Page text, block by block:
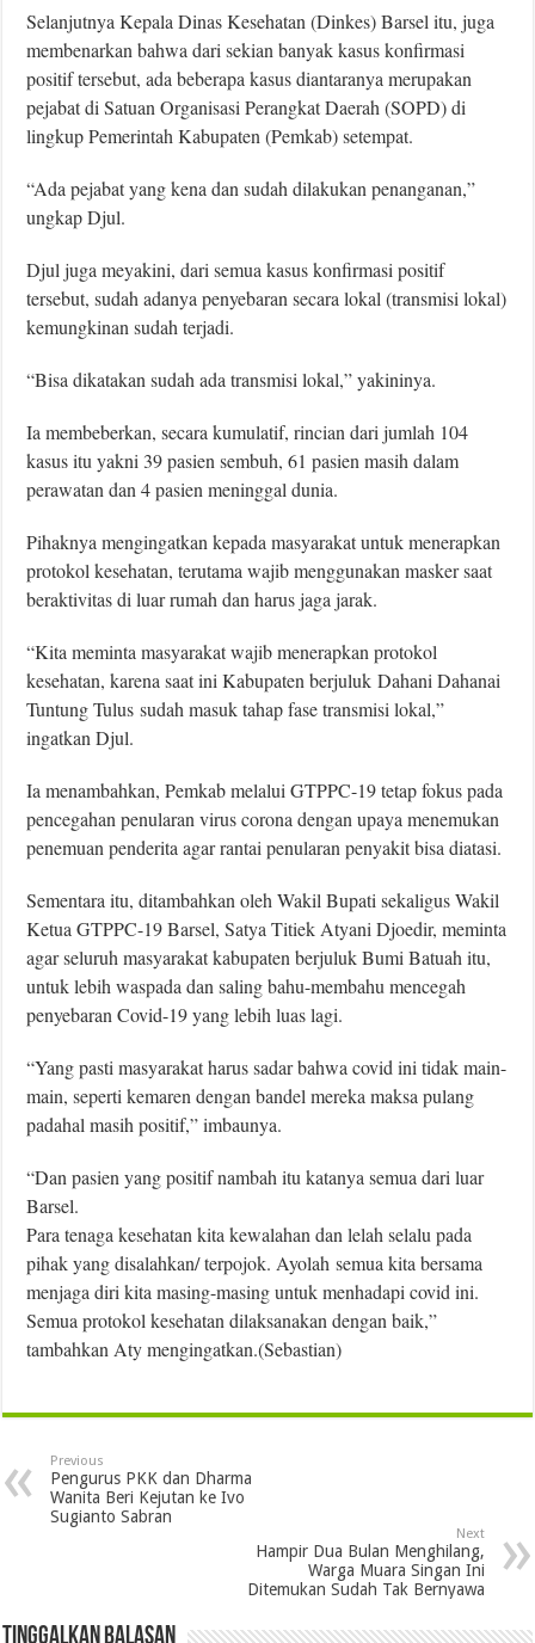
Selanjutnya Kepala Dinas Kesehatan (Dinkes) Barsel itu, juga
membenarkan bahwa dari sekian banyak kasus konfirmasi
positif tersebut, ada beberapa kasus diantaranya merupakan
pejabat di Satuan Organisasi Perangkat Daerah (SOPD) di
lingkup Pemerintah Kabupaten (Pemkab) setempat.
“Ada pejabat yang kena dan sudah dilakukan penanganan,”
ungkap Djul.
Djul juga meyakini, dari semua kasus konfirmasi positif
tersebut, sudah adanya penyebaran secara lokal (transmisi lokal)
kemungkinan sudah terjadi.
“Bisa dikatakan sudah ada transmisi lokal,” yakininya.
Ia membeberkan, secara kumulatif, rincian dari jumlah 104
kasus itu yakni 39 pasien sembuh, 61 pasien masih dalam
perawatan dan 4 pasien meninggal dunia.
Pihaknya mengingatkan kepada masyarakat untuk menerapkan
protokol kesehatan, terutama wajib menggunakan masker saat
beraktivitas di luar rumah dan harus jaga jarak.
“Kita meminta masyarakat wajib menerapkan protokol
kesehatan, karena saat ini Kabupaten berjuluk Dahani Dahanai
Tuntung Tulus sudah masuk tahap fase transmisi lokal,”
ingatkan Djul.
Ia menambahkan, Pemkab melalui GTPPC-19 tetap fokus pada
pencegahan penularan virus corona dengan upaya menemukan
penemuan penderita agar rantai penularan penyakit bisa diatasi.
Sementara itu, ditambahkan oleh Wakil Bupati sekaligus Wakil
Ketua GTPPC-19 Barsel, Satya Titiek Atyani Djoedir, meminta
agar seluruh masyarakat kabupaten berjuluk Bumi Batuah itu,
untuk lebih waspada dan saling bahu-membahu mencegah
penyebaran Covid-19 yang lebih luas lagi.
“Yang pasti masyarakat harus sadar bahwa covid ini tidak main-
main, seperti kemaren dengan bandel mereka maksa pulang
padahal masih positif,” imbaunya.
“Dan pasien yang positif nambah itu katanya semua dari luar
Barsel.
Para tenaga kesehatan kita kewalahan dan lelah selalu pada
pihak yang disalahkan/ terpojok. Ayolah semua kita bersama
menjaga diri kita masing-masing untuk menhadapi covid ini.
Semua protokol kesehatan dilaksanakan dengan baik,”
tambahkan Aty mengingatkan.(Sebastian)
Previous
Pengurus PKK dan Dharma
Wanita Beri Kejutan ke Ivo
Sugianto Sabran
Next
Hampir Dua Bulan Menghilang,
Warga Muara Singan Ini
Ditemukan Sudah Tak Bernyawa